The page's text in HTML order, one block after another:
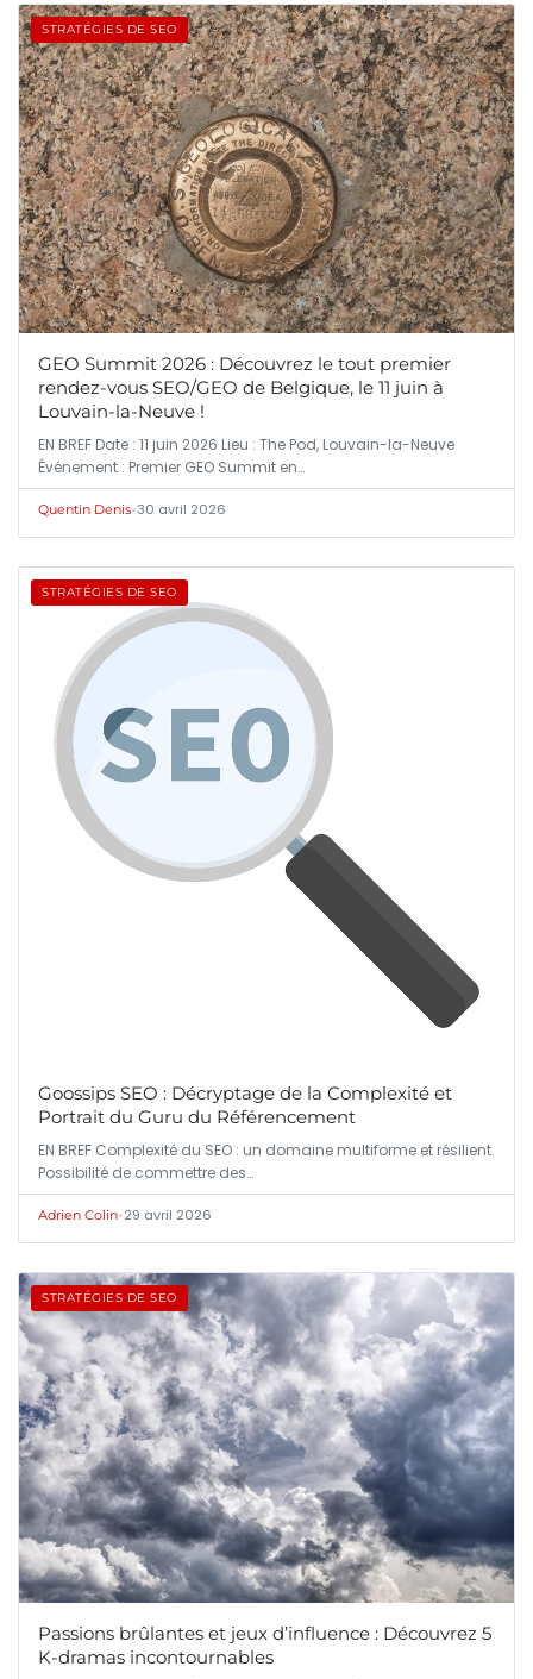
STRATÉGIES DE SEO
GEO Summit 2026 : Découvrez le tout premier
rendez-vous SEO/GEO de Belgique, le 11 juin à
Louvain-la-Neuve !
EN BREF Date : 11 juin 2026 Lieu : The Pod, Louvain-la-Neuve
Événement : Premier GEO Summit en…
Quentin Denis•30 avril 2026
STRATÉGIES DE SEO
Goossips SEO : Décryptage de la Complexité et
Portrait du Guru du Référencement
EN BREF Complexité du SEO : un domaine multiforme et résilient.
Possibilité de commettre des…
Adrien Colin•29 avril 2026
STRATÉGIES DE SEO
Passions brûlantes et jeux d’influence : Découvrez 5
K-dramas incontournables